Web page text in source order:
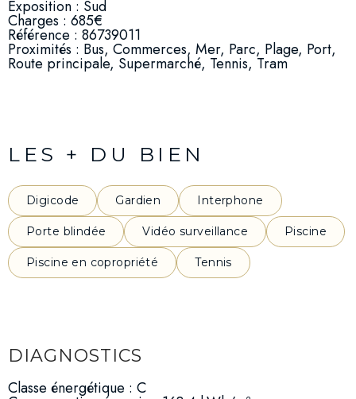
Exposition : Sud
Charges : 685€
Référence : 86739011
Proximités : Bus, Commerces, Mer, Parc, Plage, Port,
Route principale, Supermarché, Tennis, Tram
LES + DU BIEN
Digicode Gardien Interphone
Porte blindée Vidéo surveillance Piscine
Piscine en copropriété Tennis
DIAGNOSTICS
Classe énergétique : C